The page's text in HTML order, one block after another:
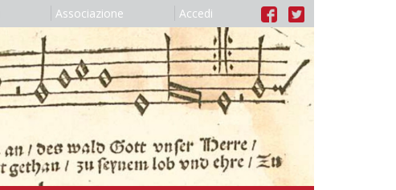
Associazione Accedi